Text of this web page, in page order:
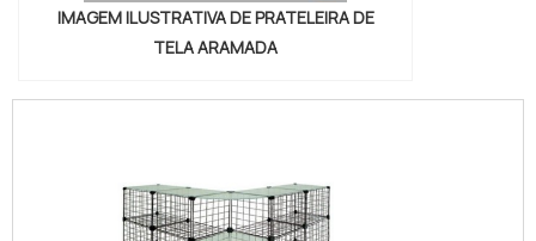
IMAGEM ILUSTRATIVA DE PRATELEIRA DE
TELA ARAMADA